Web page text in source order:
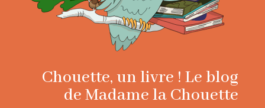
Chouette, un livre ! Le blog
de Madame la Chouette